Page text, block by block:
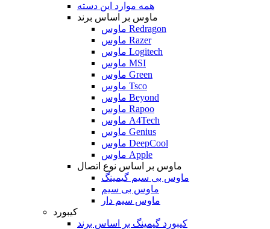
همه موارد این دسته
ماوس بر اساس برند
ماوس Redragon
ماوس Razer
ماوس Logitech
ماوس MSI
ماوس Green
ماوس Tsco
ماوس Beyond
ماوس Rapoo
ماوس A4Tech
ماوس Genius
ماوس DeepCool
ماوس Apple
ماوس بر اساس نوع اتصال
ماوس بی سیم گیمینگ
ماوس بی سیم
ماوس سیم دار
کیبورد
کیبورد گیمینگ بر اساس برند